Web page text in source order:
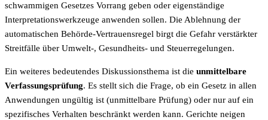
schwammigen Gesetzes Vorrang geben oder eigenständige
Interpretationswerkzeuge anwenden sollen. Die Ablehnung der
automatischen Behörde-Vertrauensregel birgt die Gefahr verstärkter
Streitfälle über Umwelt-, Gesundheits- und Steuerregelungen.
Ein weiteres bedeutendes Diskussionsthema ist die unmittelbare
Verfassungsprüfung. Es stellt sich die Frage, ob ein Gesetz in allen
Anwendungen ungültig ist (unmittelbare Prüfung) oder nur auf ein
spezifisches Verhalten beschränkt werden kann. Gerichte neigen